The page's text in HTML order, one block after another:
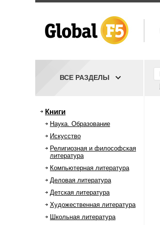
ВСЕ РАЗДЕЛЫ
Книги
Наука. Образование
Искусство
Религиозная и философская
литература
Компьютерная литература
Деловая литература
Детская литература
Художественная литература
Школьная литература